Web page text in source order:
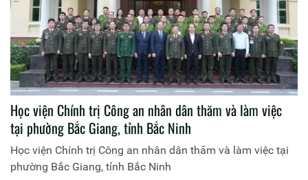
Học viện Chính trị Công an nhân dân thăm và làm việc
tại phường Bắc Giang, tỉnh Bắc Ninh
Học viện Chính trị Công an nhân dân thăm và làm việc tại
phường Bắc Giang, tỉnh Bắc Ninh